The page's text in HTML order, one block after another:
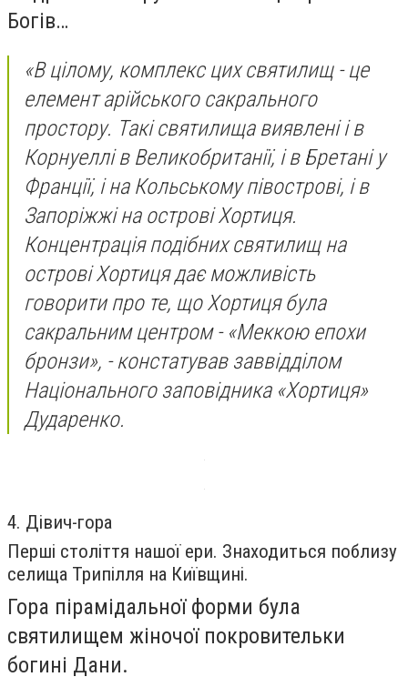
Богів…
«В цілому, комплекс цих святилищ - це
елемент арійського сакрального
простору. Такі святилища виявлені і в
Корнуеллі в Великобританії, і в Бретані у
Франції, і на Кольському півострові, і в
Запоріжжі на острові Хортиця.
Концентрація подібних святилищ на
острові Хортиця дає можливість
говорити про те, що Хортиця була
сакральним центром - «Меккою епохи
бронзи», - констатував заввідділом
Національного заповідника «Хортиця»
Дударенко.
4. Дівич-гора
Перші століття нашої ери. Знаходиться поблизу
селища Трипілля на Київщині.
Гора пірамідальної форми була
святилищем жіночої покровительки
богині Дани.